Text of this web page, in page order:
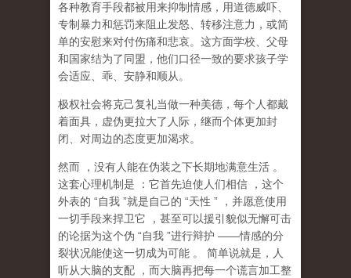
各种教育手段都被用来抑制情感，用道德威吓、
专制暴力和惩罚来阻止发怒、转移注意力，或简
单的安慰来对付伤痛和悲哀。这方面学校、父母
和国家结为了同盟，他们口径一致的要求孩子学
会适应、乖、安静和顺从。
极权社会将克己复礼当做一种美德，每个人都戴
着面具，虚伪更拉大了人际，继而个体更加封
闭、对周边的态度更加渴求。
然而 ，没有人能在伪装之下长期地满意生活 。
这套心理机制是
：它首先迫使人们相信
，这个
外表的 “自我 ”就是自己的 “天性 ”
，并愿意使用
一切手段来捍卫它
，甚至可以援引貌似无懈可击
的论据为这个伪 “自我 ”进行辩护 ——情感的分
裂状况能使这一切成为可能 。 简单说就是， 人
听从大脑的支配
，而大脑再把每一个谎言加工整